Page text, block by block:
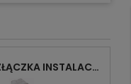
ZŁĄCZKA INSTALACYJNA 2X UNIWERSALNA COMPACT 221-412 WAGO